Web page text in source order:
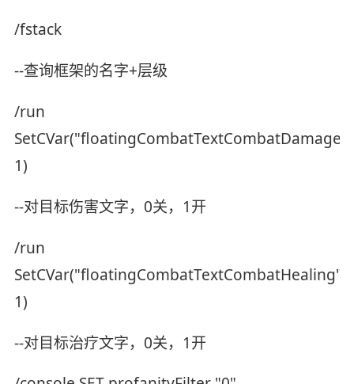
/fstack
--查询框架的名字+层级
/run
SetCVar("floatingCombatTextCombatDamage",
1)
--对目标伤害文字，0关，1开
/run
SetCVar("floatingCombatTextCombatHealing",
1)
--对目标治疗文字，0关，1开